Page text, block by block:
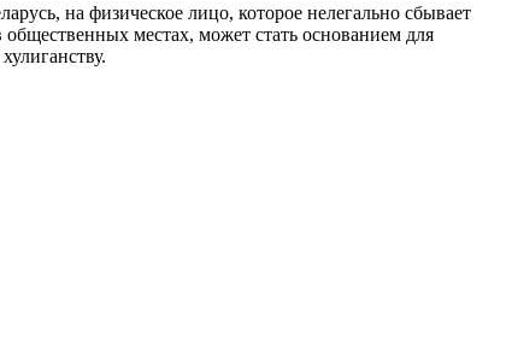
на физическое лицо, которое нелегально сбывает
местах, может стать основанием для